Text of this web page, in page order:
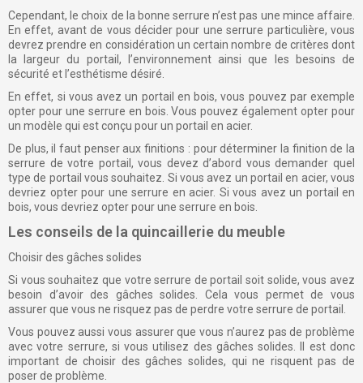
Cependant, le choix de la bonne serrure n’est pas une mince affaire.
En effet, avant de vous décider pour une serrure particulière, vous
devrez prendre en considération un certain nombre de critères dont
la largeur du portail, l’environnement ainsi que les besoins de
sécurité et l’esthétisme désiré.
En effet, si vous avez un portail en bois, vous pouvez par exemple
opter pour une serrure en bois. Vous pouvez également opter pour
un modèle qui est conçu pour un portail en acier.
De plus, il faut penser aux finitions : pour déterminer la finition de la
serrure de votre portail, vous devez d’abord vous demander quel
type de portail vous souhaitez. Si vous avez un portail en acier, vous
devriez opter pour une serrure en acier. Si vous avez un portail en
bois, vous devriez opter pour une serrure en bois.
Les conseils de la quincaillerie du meuble
Choisir des gâches solides
Si vous souhaitez que votre serrure de portail soit solide, vous avez
besoin d’avoir des gâches solides. Cela vous permet de vous
assurer que vous ne risquez pas de perdre votre serrure de portail.
Vous pouvez aussi vous assurer que vous n’aurez pas de problème
avec votre serrure, si vous utilisez des gâches solides. Il est donc
important de choisir des gâches solides, qui ne risquent pas de
poser de problème.